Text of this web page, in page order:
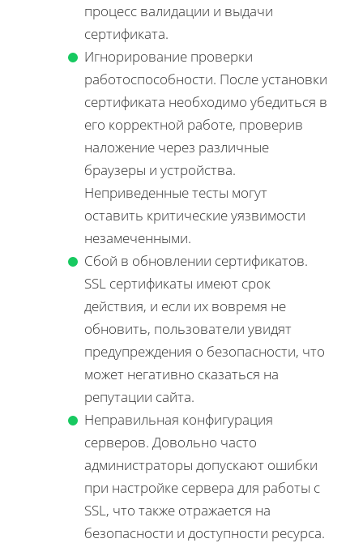
процесс валидации и выдачи
сертификата.
Игнорирование проверки
работоспособности. После установки
сертификата необходимо убедиться в
его корректной работе, проверив
наложение через различные
браузеры и устройства.
Неприведенные тесты могут
оставить критические уязвимости
незамеченными.
Сбой в обновлении сертификатов.
SSL сертификаты имеют срок
действия, и если их вовремя не
обновить, пользователи увидят
предупреждения о безопасности, что
может негативно сказаться на
репутации сайта.
Неправильная конфигурация
серверов. Довольно часто
администраторы допускают ошибки
при настройке сервера для работы с
SSL, что также отражается на
безопасности и доступности ресурса.